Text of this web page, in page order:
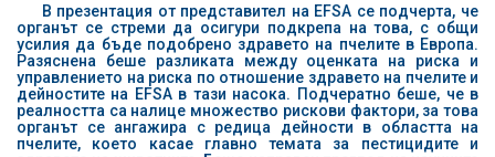
В презентация от представител на ЕFSA се подчерта, че
органът се стреми да осигури подкрепа на това, с общи
усилия да бъде подобрено здравето на пчелите в Европа.
Разяснена беше разликата между оценката на риска и
управлението на риска по отношение здравето на пчелите и
дейностите на ЕFSA в тази насока. Подчератно беше, че в
реалността са налице множество рискови фактори, за това
органът се ангажира с редица дейности в областта на
пчелите, което касае главно темата за пестицидите и